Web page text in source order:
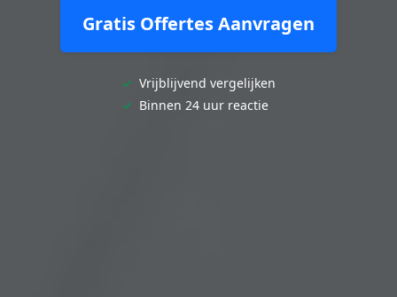
Gratis Offertes Aanvragen
✓ Vrijblijvend vergelijken
✓ Binnen 24 uur reactie